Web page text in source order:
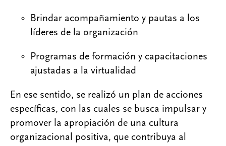
Brindar acompañamiento y pautas a los
líderes de la organización
Programas de formación y capacitaciones
ajustadas a la virtualidad
En ese sentido, se realizó un plan de acciones
específicas, con las cuales se busca impulsar y
promover la apropiación de una cultura
organizacional positiva, que contribuya al